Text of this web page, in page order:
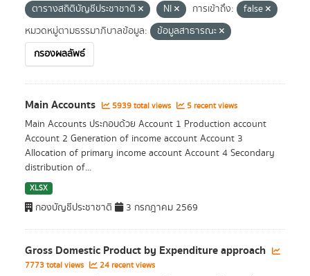
ตารางสถิติบัญชีประชาชาติ
NI การเข้าถึง:
false
หมวดหมู่ตามธรรมาภิบาลข้อมูล:
ข้อมูลสาธารณะ
กรองผลลัพธ์
Main Accounts 5939 total views 5 recent views
Main Accounts ประกอบด้วย Account 1 Production account
Account 2 Generation of income account Account 3
Allocation of primary income account Account 4 Secondary
distribution of...
XLSX
กองบัญชีประชาชาติ 3 กรกฎาคม 2569
Gross Domestic Product by Expenditure approach
7773 total views 24 recent views